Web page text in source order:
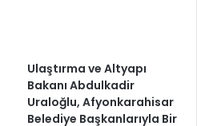
Ulaştırma ve Altyapı
Bakanı Abdulkadir
Uraloğlu, Afyonkarahisar
Belediye Başkanlarıyla Bir